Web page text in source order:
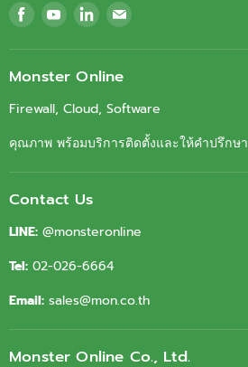
Find
us
on
Facebook
Find
us
on
Youtube
Find
us
on
LinkedIn
Find
on
Monster Online
Firewall, Cloud, Software
คุณภาพ พร้อมบริการติดตั้งและให้คำปรึกษา
Contact Us
LINE: @monsteronline
Tel: 02-026-6664
Email: sales@mon.co.th
Monster Online Co., Ltd.